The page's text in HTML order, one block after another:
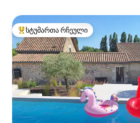
სტუმართა რჩეული მოწინავე ვარიანტი
სტუმართა რჩეული